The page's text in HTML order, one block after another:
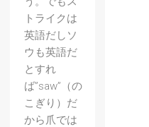
トライクは
英語だしソ
ウも英語だ
とすれ
ば”saw”（の
こぎり）だ
から爪では